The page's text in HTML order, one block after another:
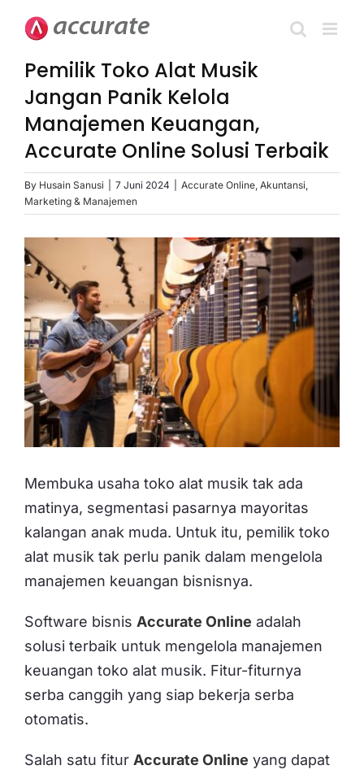
contentPemilik Toko Alat Musik
Jangan Panik Kelola
Manajemen Keuangan,
Accurate Online Solusi Terbaik
By Husain Sanusi 7 Juni 2024 Accurate Online, Akuntansi,
Marketing & Manajemen
View
Larger
Image
Membuka usaha toko alat musik tak ada
matinya, segmentasi pasarnya mayoritas
kalangan anak muda. Untuk itu, pemilik toko
alat musik tak perlu panik dalam mengelola
manajemen keuangan bisnisnya.
Software bisnis Accurate Online adalah
solusi terbaik untuk mengelola manajemen
keuangan toko alat musik. Fitur-fiturnya
serba canggih yang siap bekerja serba
otomatis.
Salah satu fitur Accurate Online yang dapat